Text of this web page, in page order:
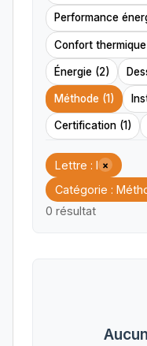
Performance
Confort
Énergie (2)
Méthode (1)
Certification (1)
Lettre : I ×
Catégorie :
0 résultat